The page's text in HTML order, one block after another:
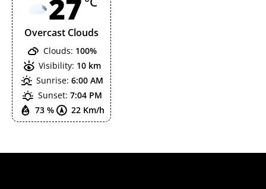
27
Overcast Clouds
73 % 22 Km/h
Clouds: 100%
Visibility: 10 km
Sunrise: 6:00 AM
Sunset: 7:04 PM